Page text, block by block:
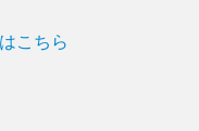
こちら